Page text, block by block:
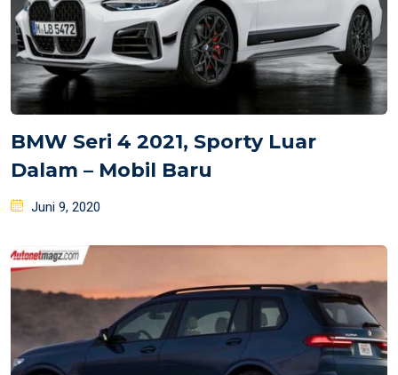
BMW Seri 4 2021, Sporty Luar
Dalam – Mobil Baru
Posted
Juni 9, 2020